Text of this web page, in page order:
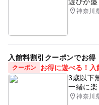
神奈川
入館料割引クーポンでお
クーポン
お得に遊べる！入
3歳以下
一緒に
神奈川